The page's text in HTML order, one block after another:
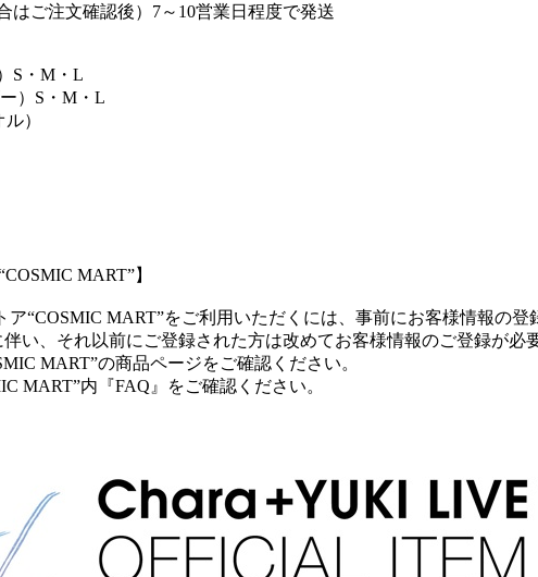
はご注文確認後）7～10営業日程度で発送
S・M・L
）S・M・L
）
MART”】
“COSMIC MART”をご利用いただくには、事前にお客様情報の登
い、それ以前にご登録された方は改めてお客様情報のご登録が必
MART”の商品ページをご確認ください。
MART”内『FAQ』をご確認ください。